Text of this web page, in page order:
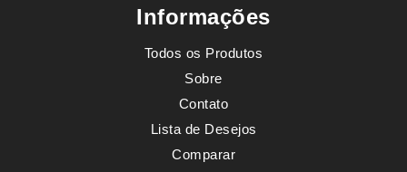
Informações
Todos os Produtos
Sobre
Contato
Lista de Desejos
Comparar